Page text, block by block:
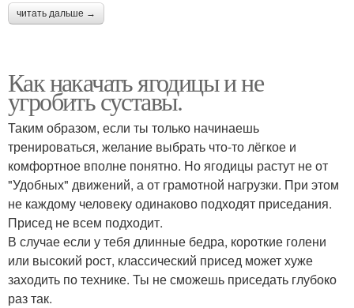
читать дальше →
Как накачать ягодицы и не
угробить суставы.
Таким образом, если ты только начинаешь
тренироваться, желание выбрать что-то лёгкое и
комфортное вполне понятно. Но ягодицы растут не от
"Удобных" движений, а от грамотной нагрузки. При этом
не каждому человеку одинаково подходят приседания.
Присед не всем подходит.
В случае если у тебя длинные бедра, короткие голени
или высокий рост, классический присед может хуже
заходить по технике. Ты не сможешь приседать глубоко
раз так.